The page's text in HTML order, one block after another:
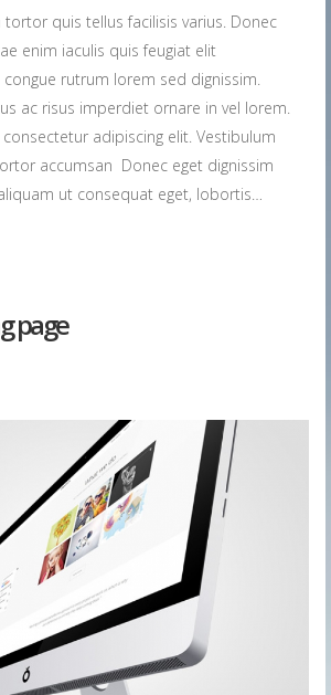
quis tellus facilisis varius. Donec
enim iaculis quis feugiat elit
congue rutrum lorem sed dignissim.
ac risus imperdiet ornare in vel lorem.
adipiscing elit. Vestibulum
accumsan Donec eget dignissim
ut consequat eget, lobortis…
page